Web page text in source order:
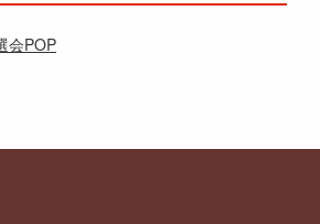
会POP